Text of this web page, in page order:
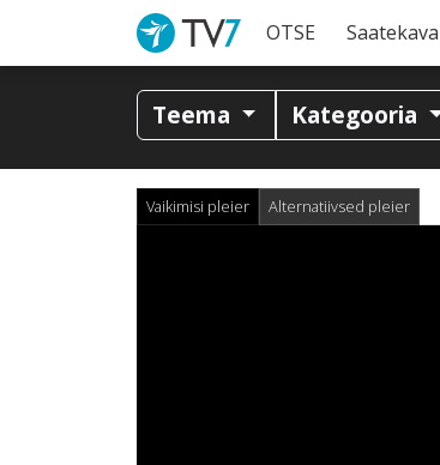
OTSE Saatekava
Teema Kategooria
Vaikimisi pleier Alternatiivsed pleier